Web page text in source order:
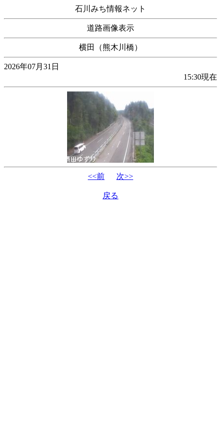
石川みち情報ネット
道路画像表示
横田（熊木川橋）
2026年07月31日
15:30現在
<<前 次>>
戻る